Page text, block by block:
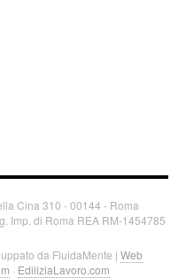
Cina 310 - 00144 - Roma
Imp. di Roma REA RM-1454785
da FluidaMente | Web
· EdiliziaLavoro.com